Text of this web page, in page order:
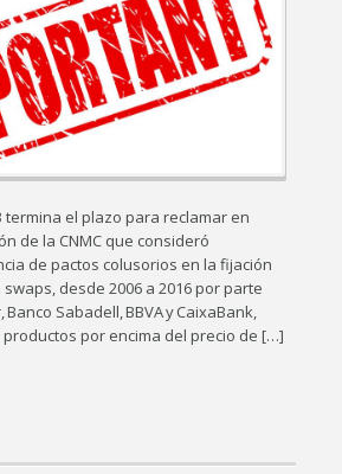
termina el plazo para reclamar en
de la CNMC que consideró
de pactos colusorios en la fijación
desde 2006 a 2016 por parte
Sabadell, BBVA y CaixaBank,
por encima del precio de […]